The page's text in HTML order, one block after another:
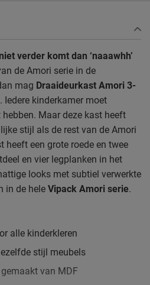
verder komt dan ‘naaawhh’
de Amori serie in de
mag Draaideurkast Amori 3-
Iedere kinderkamer moet
Maar deze kast heeft
stijl als de rest van de Amori
heeft een grote roede en twee
en vier legplanken in het
looks met subtiel verwerkte
in de hele Vipack Amori serie.
alle kinderkleren
stijl meubels
van MDF